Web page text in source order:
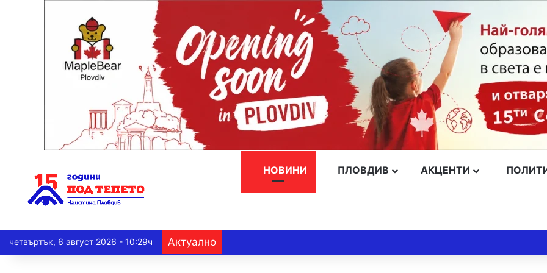
НОВИНИ ПЛОВДИВ АКЦЕНТИ
четвъртък, 6 август 2026 - 10:29ч Актуално